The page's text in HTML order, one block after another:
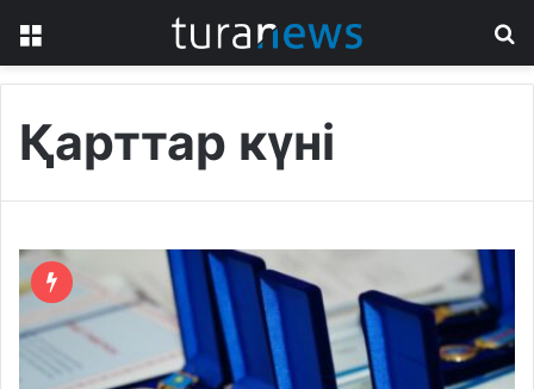
Қарттар күні